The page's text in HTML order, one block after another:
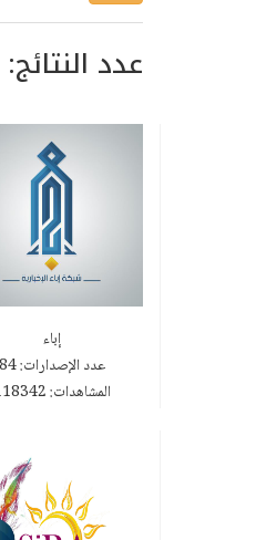
عدد النتائج: 307
إباء
عدد الإصدارات: 84
المشاهدات: 118342